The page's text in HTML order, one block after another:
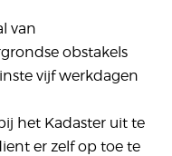
van
obstakels
vijf werkdagen
het Kadaster uit te
er zelf op toe te